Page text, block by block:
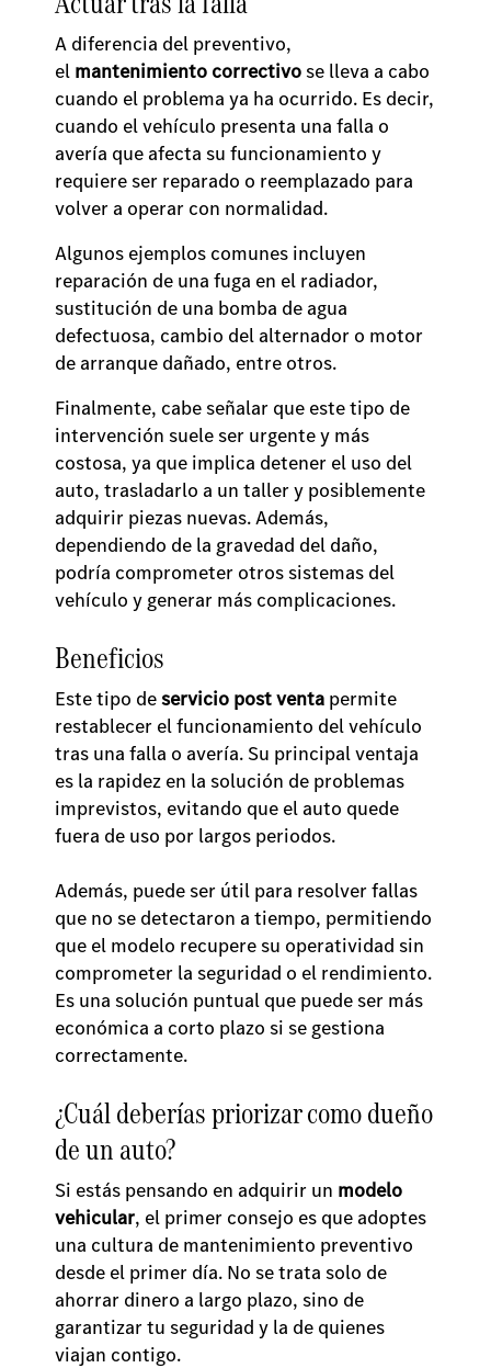
A diferencia del preventivo,
el mantenimiento correctivo se lleva a cabo
cuando el problema ya ha ocurrido. Es decir,
cuando el vehículo presenta una falla o
avería que afecta su funcionamiento y
requiere ser reparado o reemplazado para
volver a operar con normalidad.
Algunos ejemplos comunes incluyen
reparación de una fuga en el radiador,
sustitución de una bomba de agua
defectuosa, cambio del alternador o motor
de arranque dañado, entre otros.
Finalmente, cabe señalar que este tipo de
intervención suele ser urgente y más
costosa, ya que implica detener el uso del
auto, trasladarlo a un taller y posiblemente
adquirir piezas nuevas. Además,
dependiendo de la gravedad del daño,
podría comprometer otros sistemas del
vehículo y generar más complicaciones.
Beneficios
Este tipo deservicio post venta permite
restablecer el funcionamiento del vehículo
tras una falla o avería. Su principal ventaja
es la rapidez en la solución de problemas
imprevistos, evitando que el auto quede
fuera de uso por largos periodos.
Además, puede ser útil para resolver fallas
que no se detectaron a tiempo, permitiendo
que el modelo recupere su operatividad sin
comprometer la seguridad o el rendimiento.
Es una solución puntual que puede ser más
económica a corto plazo si se gestiona
correctamente.
¿Cuál deberías priorizar como dueño
de un auto?
Si estás pensando en adquirir un modelo
vehicular, el primer consejo es que adoptes
una cultura de mantenimiento preventivo
desde el primer día. No se trata solo de
ahorrar dinero a largo plazo, sino de
garantizar tu seguridad y la de quienes
viajan contigo.